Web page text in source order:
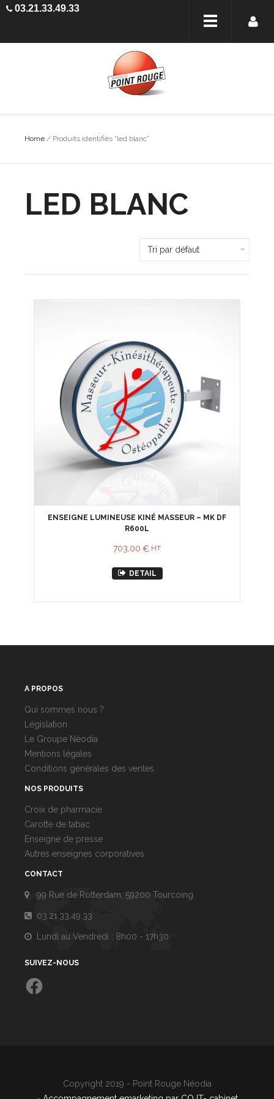
03.21.33.49.33
Home / Produits identifiés “led blanc”
LED BLANC
ENSEIGNE LUMINEUSE KINÉ MASSEUR – MK DF
R600L
703,00 € HT
DETAIL
A PROPOS
Qui sommes nous ?
Législation
Le Groupe Néodia
Mentions légales
Conditions générales des ventes
NOS PRODUITS
Croix de pharmacie
Carotte de tabac
Enseigne de presse
Autres enseignes corporatives
CONTACT
99 Rue de Rotterdam, 59200 Tourcoing
03.21.33.49.33
Lundi au Vendredi : 8h00 - 17h30
SUIVEZ-NOUS
Facebook
Copyright 2019 - Point Rouge Néodia